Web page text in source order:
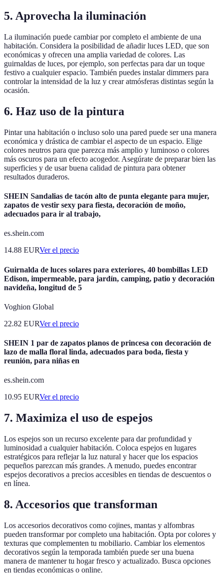
5. Aprovecha la iluminación
La iluminación puede cambiar por completo el ambiente de una
habitación. Considera la posibilidad de añadir luces LED, que son
económicas y ofrecen una amplia variedad de colores. Las
guirnaldas de luces, por ejemplo, son perfectas para dar un toque
festivo a cualquier espacio. También puedes instalar dimmers para
controlar la intensidad de la luz y crear atmósferas distintas según la
ocasión.
6. Haz uso de la pintura
Pintar una habitación o incluso solo una pared puede ser una manera
económica y drástica de cambiar el aspecto de un espacio. Elige
colores neutros para que parezca más amplio y luminoso o colores
más oscuros para un efecto acogedor. Asegúrate de preparar bien las
superficies y de usar buena calidad de pintura para obtener
resultados duraderos.
SHEIN Sandalias de tacón alto de punta elegante para mujer,
zapatos de vestir sexy para fiesta, decoración de moño,
adecuados para ir al trabajo,
es.shein.com
14.88 EURVer el precio
Guirnalda de luces solares para exteriores, 40 bombillas LED
Edison, impermeable, para jardín, camping, patio y decoración
navideña, longitud de 5
Voghion Global
22.82 EURVer el precio
SHEIN 1 par de zapatos planos de princesa con decoración de
lazo de malla floral linda, adecuados para boda, fiesta y
reunión, para niñas en
es.shein.com
10.95 EURVer el precio
7. Maximiza el uso de espejos
Los espejos son un recurso excelente para dar profundidad y
luminosidad a cualquier habitación. Coloca espejos en lugares
estratégicos para reflejar la luz natural y hacer que los espacios
pequeños parezcan más grandes. A menudo, puedes encontrar
espejos decorativos a precios accesibles en tiendas de descuentos o
en línea.
8. Accesorios que transforman
Los accesorios decorativos como cojines, mantas y alfombras
pueden transformar por completo una habitación. Opta por colores y
texturas que complementen tu mobiliario. Cambiar los elementos
decorativos según la temporada también puede ser una buena
manera de mantener tu hogar fresco y actualizado. Busca opciones
en tiendas económicas o online.